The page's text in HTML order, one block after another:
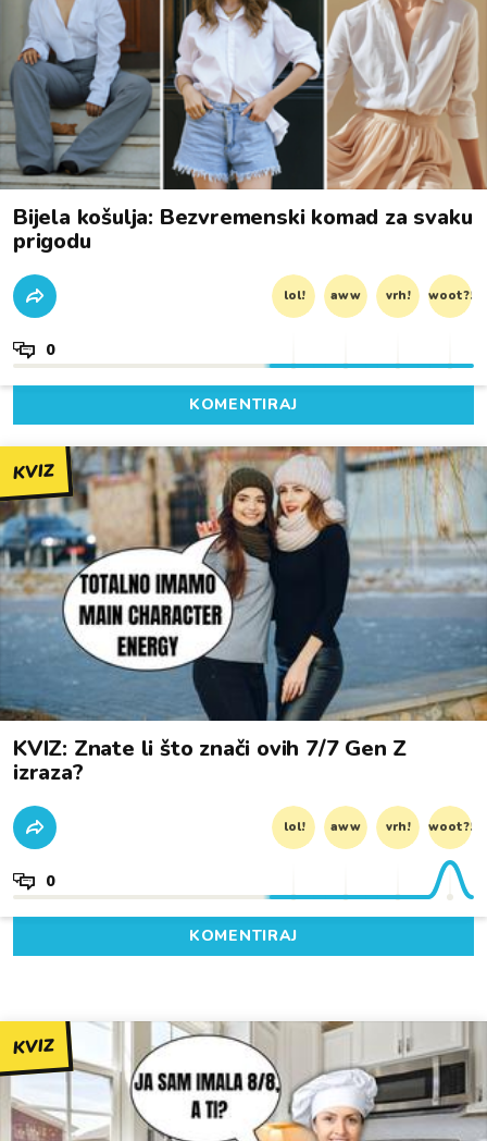
Bijela košulja: Bezvremenski komad za svaku
prigodu
lol! aww vrh! woot?!
0
KOMENTIRAJ
KVIZ
KVIZ: Znate li što znači ovih 7/7 Gen Z
izraza?
lol! aww vrh! woot?!
0
KOMENTIRAJ
KVIZ